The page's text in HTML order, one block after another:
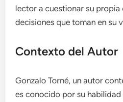
lector a cuestionar su propia
decisiones que toman en su
Contexto del Autor
Gonzalo Torné, un autor
es conocido por su